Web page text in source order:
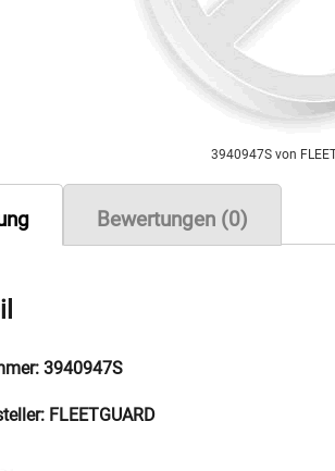
3940947S von
3940947S
FLEETGUARD
Bewertungen (0)